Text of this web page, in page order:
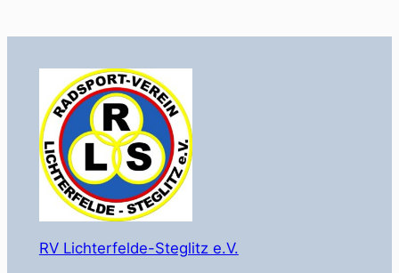
RV Lichterfelde-Steglitz e.V.